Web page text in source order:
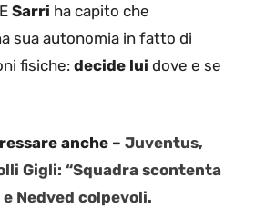
Sarri ha capito che
sua autonomia in fatto di
fisiche: decide lui dove e se
anche – Juventus,
Gigli: “Squadra scontenta
Nedved colpevoli.